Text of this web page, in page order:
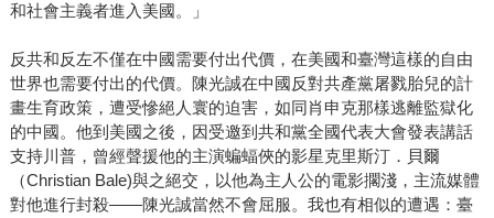
和社會主義者進入美國。」
反共和反左不僅在中國需要付出代價，在美國和臺灣這樣的自由
世界也需要付出的代價。陳光誠在中國反對共產黨屠戮胎兒的計
畫生育政策，遭受慘絕人寰的迫害，如同肖申克那樣逃離監獄化
的中國。他到美國之後，因受邀到共和黨全國代表大會發表講話
支持川普，曾經聲援他的主演蝙蝠俠的影星克里斯汀．貝爾
（Christian Bale)與之絕交，以他為主人公的電影擱淺，主流媒體
對他進行封殺——陳光誠當然不會屈服。我也有相似的遭遇：臺